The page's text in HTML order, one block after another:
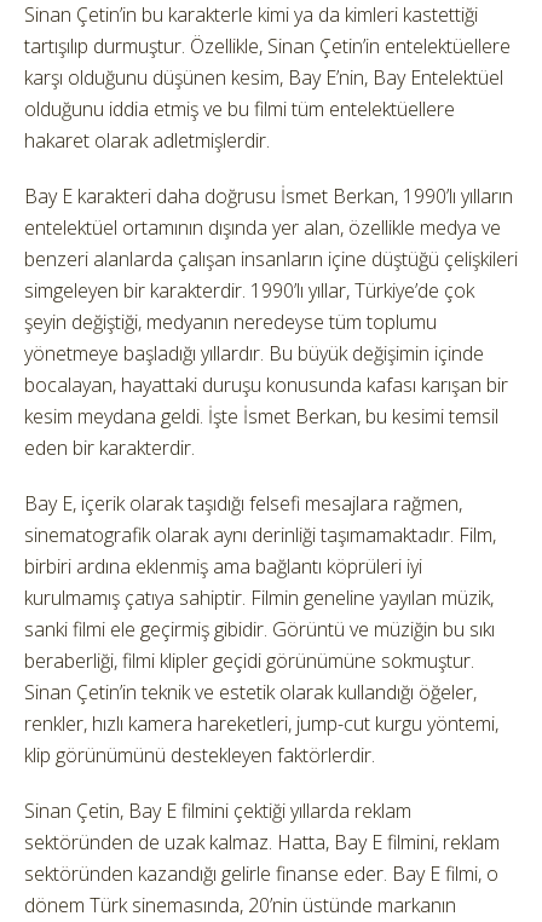
Sinan Çetin’in bu karakterle kimi ya da kimleri kastettiği
tartışılıp durmuştur. Özellikle, Sinan Çetin’in entelektüellere
karşı olduğunu düşünen kesim, Bay E’nin, Bay Entelektüel
olduğunu iddia etmiş ve bu filmi tüm entelektüellere
hakaret olarak adletmişlerdir.
Bay E karakteri daha doğrusu İsmet Berkan, 1990’lı yılların
entelektüel ortamının dışında yer alan, özellikle medya ve
benzeri alanlarda çalışan insanların içine düştüğü çelişkileri
simgeleyen bir karakterdir. 1990’lı yıllar, Türkiye’de çok
şeyin değiştiği, medyanın neredeyse tüm toplumu
yönetmeye başladığı yıllardır. Bu büyük değişimin içinde
bocalayan, hayattaki duruşu konusunda kafası karışan bir
kesim meydana geldi. İşte İsmet Berkan, bu kesimi temsil
eden bir karakterdir.
Bay E, içerik olarak taşıdığı felsefi mesajlara rağmen,
sinematografik olarak aynı derinliği taşımamaktadır. Film,
birbiri ardına eklenmiş ama bağlantı köprüleri iyi
kurulmamış çatıya sahiptir. Filmin geneline yayılan müzik,
sanki filmi ele geçirmiş gibidir. Görüntü ve müziğin bu sıkı
beraberliği, filmi klipler geçidi görünümüne sokmuştur.
Sinan Çetin’in teknik ve estetik olarak kullandığı öğeler,
renkler, hızlı kamera hareketleri, jump-cut kurgu yöntemi,
klip görünümünü destekleyen faktörlerdir.
Sinan Çetin, Bay E filmini çektiği yıllarda reklam
sektöründen de uzak kalmaz. Hatta, Bay E filmini, reklam
sektöründen kazandığı gelirle finanse eder. Bay E filmi, o
dönem Türk sinemasında, 20’nin üstünde markanın